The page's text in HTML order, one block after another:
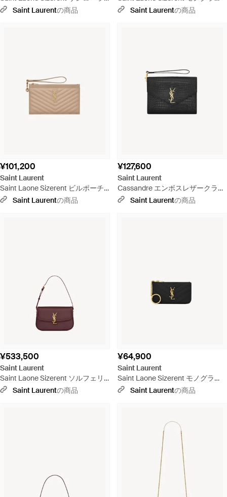
ン パリ 4 カレ トート スモール
Saint Laurentの商品
ム・サンローラン ラージフラップ
Saint Laurentの商品
¥101,200
Saint Laurent
Saint Laone Sizerent ビルポーチ
モノグラム・サンローラン （ラー
Saint Laurentの商品
¥127,600
Saint Laurent
Cassandre エンボスレザークラッ
チ - ブラック
Saint Laurentの商品
¥533,500
Saint Laurent
Saint Laone Sizerent ソルフェリ
ーノ スモール（ボックス サンロー
Saint Laurentの商品
¥64,900
Saint Laurent
Saint Laone Sizerent モノグラ
ム・サンローラン キーポーチ（ブ
Saint Laurentの商品